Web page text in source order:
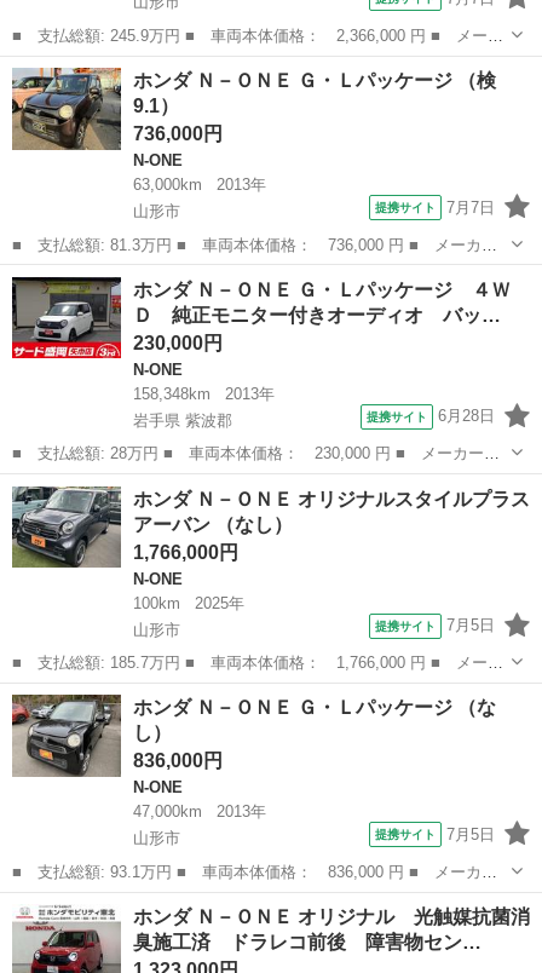
■ 支払総額: 245.9万円 ■ 車両本体価格： 2,366,000 円 ■ メーカ
ー名： ホンダ ■ 車種名： Ｎ－ＯＮＥ ■ グレード名： ＲＳ
■ 排気量： 660cc ■ ドア枚数： 5D ■ ミッション： MT...
山形 山形市 N-ONE
ホンダ Ｎ－ＯＮＥ Ｇ・Ｌパッケージ （検
9.1）
736,000円
N-ONE
63,000km
2013年
山形市
提携サイト 7月7日
■ 支払総額: 81.3万円 ■ 車両本体価格： 736,000 円 ■ メーカー
名： ホンダ ■ 車種名： Ｎ－ＯＮＥ ■ グレード名： Ｇ・Ｌパ
ッケージ ■ 排気量： 660cc ■ ドア枚数： 5D ■ ミッション：...
山形 山形市 N-ONE
ホンダ Ｎ－ＯＮＥ Ｇ・Ｌパッケージ ４Ｗ
Ｄ 純正モニター付きオーディオ バッ…
230,000円
N-ONE
158,348km
2013年
岩手県 紫波郡
提携サイト 6月28日
■ 支払総額: 28万円 ■ 車両本体価格： 230,000 円 ■ メーカー
名： ホンダ ■ 車種名： Ｎ－ＯＮＥ ■ グレード名： Ｇ・Ｌパ
ッケージ ４ＷＤ 純正モニター付きオーディオ バックカメラ オ
ートライト オー...
岩手 紫波郡 N-ONE
ホンダ Ｎ－ＯＮＥ オリジナルスタイルプラス
アーバン （なし）
1,766,000円
N-ONE
100km
2025年
山形市
提携サイト 7月5日
■ 支払総額: 185.7万円 ■ 車両本体価格： 1,766,000 円 ■ メーカ
ー名： ホンダ ■ 車種名： Ｎ－ＯＮＥ ■ グレード名： オリジ
ナルスタイルプラスアーバン ■ 排気量： 660cc ■ ドア枚数： ...
山形 山形市 N-ONE
ホンダ Ｎ－ＯＮＥ Ｇ・Ｌパッケージ （な
し）
836,000円
N-ONE
47,000km
2013年
山形市
提携サイト 7月5日
■ 支払総額: 93.1万円 ■ 車両本体価格： 836,000 円 ■ メーカー
名： ホンダ ■ 車種名： Ｎ－ＯＮＥ ■ グレード名： Ｇ・Ｌパ
ッケージ ■ 排気量： 660cc ■ ドア枚数： 5D ■ ミッション：...
山形 N-ONE
ホンダ Ｎ－ＯＮＥ オリジナル 光触媒抗菌消
臭施工済 ドラレコ前後 障害物セン…